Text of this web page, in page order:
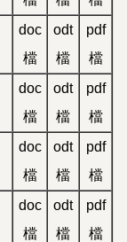
doc
檔
odt
檔
pdf
檔
doc
檔
odt
檔
pdf
檔
doc
檔
odt
檔
pdf
檔
doc
檔
odt
檔
pdf
檔